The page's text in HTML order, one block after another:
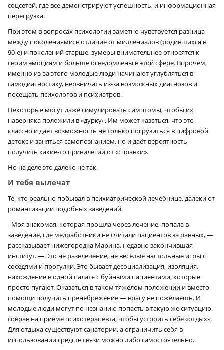
соцсетей, где все демонстрируют успешность, и информационная
перегрузка.
При этом в вопросах психологии заметно чувствуется разница
между поколениями: в отличие от миллениалов (родившихся в
90‑е) и поколений старше, зумеры внимательнее относятся к
своим эмоциям и больше осведомлены в этой сфере. Впрочем,
именно из-за этого молодые люди начинают углубляться в
самодиагностику, нервничать из-за возможных диагнозов и
посещать психологов и психиатров.
Некоторые могут даже симулировать симптомы, чтобы их
наверняка положили в «дурку». Им может казаться, что это
классно и даёт возможность не только погрузиться в цифровой
детокс и заняться самопознанием, но и даёт вероятность
получить какие-то привилегии от «справки».
Но на деле это далеко не так.
И тебя вылечат
Те, кто реально побывал в психиатрической лечебнице, далеки от
романтизации подобных заведений.
- Моя знакомая, которая прошла через лечение, попала в
заведение, где медработники не считали пациентов за равных, —
рассказывает нижегородка Марина, недавно закончившая
институт. — Это не развлечение, не весёлые настольные игры с
соседями и прогулки. Это бывает десоциализация, изоляция,
нахождение в одной палате с буйными пациентами, которые
просто пугают. Оказаться в таком тяжёлом положении и вместо
помощи получить пренебрежение — врагу не пожелаешь. И
молодые люди могут по незнанию попасть в такую же ситуацию,
соврав на приёме психотерапевта, чтобы устроить себе «отдых».
Для отдыха существуют санатории, а ограничить себя в
использовании средств связи можно либо самостоятельно.